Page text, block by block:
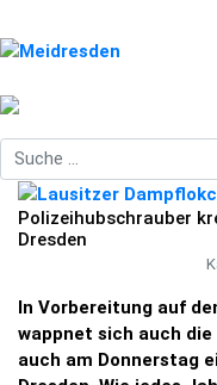
Suchen
Polizeihubschrauber
Dresden
In Vorbereitung auf
wappnet sich auch die
auch am Donnerstag